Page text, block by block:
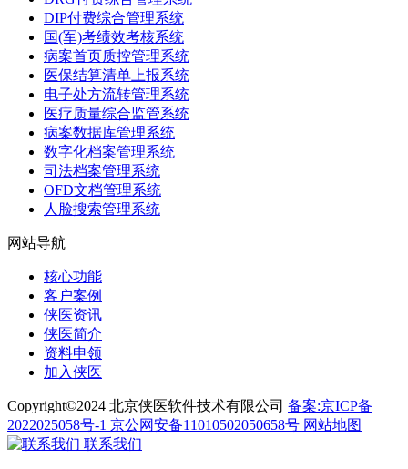
DIP付费综合管理系统
国(军)考绩效考核系统
病案首页质控管理系统
医保结算清单上报系统
电子处方流转管理系统
医疗质量综合监管系统
病案数据库管理系统
数字化档案管理系统
司法档案管理系统
OFD文档管理系统
人脸搜索管理系统
网站导航
核心功能
客户案例
侠医资讯
侠医简介
资料申领
加入侠医
Copyright©2024 北京侠医软件技术有限公司 备案:京ICP备
2022025058号-1 京公网安备11010502050658号 网站地图
联系我们